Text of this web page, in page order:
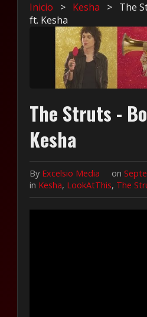
Inicio > Kesha > The
ft. Kesha
The Struts -
Kesha
By Excelsio Media on
in Kesha, LookAtThis, The